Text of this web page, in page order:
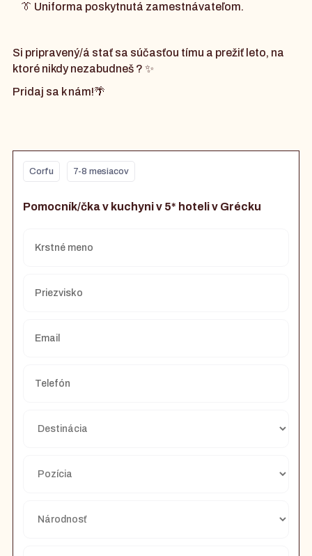
Corfu 7-8 mesiacov
Pomocník/čka v kuchyni v 5* hoteli v Grécku
👔 Uniforma poskytnutá zamestnávateľom.
Si pripravený/á stať sa súčasťou tímu a prežiť leto, na
ktoré nikdy nezabudneš ? ✨
Pridaj sa k nám!🌴